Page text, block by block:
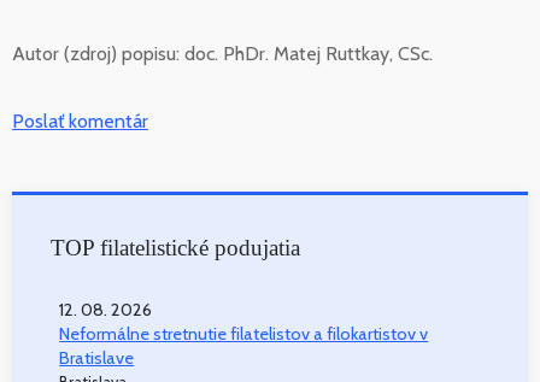
Autor (zdroj) popisu: doc. PhDr. Matej Ruttkay, CSc.
Poslať komentár
TOP filatelistické podujatia
12. 08. 2026
Neformálne stretnutie filatelistov a filokartistov v
Bratislave